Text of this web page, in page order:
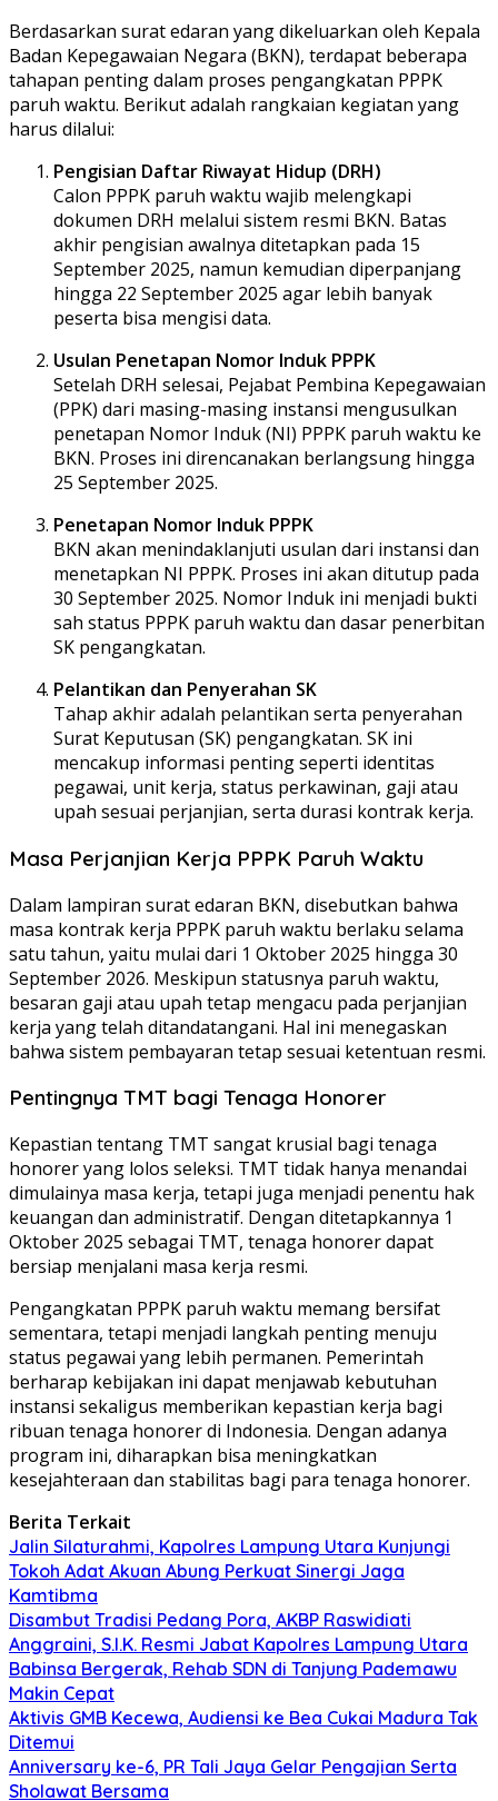
Berdasarkan surat edaran yang dikeluarkan oleh Kepala
Badan Kepegawaian Negara (BKN), terdapat beberapa
tahapan penting dalam proses pengangkatan PPPK
paruh waktu. Berikut adalah rangkaian kegiatan yang
harus dilalui:
Pengisian Daftar Riwayat Hidup (DRH)
Calon PPPK paruh waktu wajib melengkapi
dokumen DRH melalui sistem resmi BKN. Batas
akhir pengisian awalnya ditetapkan pada 15
September 2025, namun kemudian diperpanjang
hingga 22 September 2025 agar lebih banyak
peserta bisa mengisi data.
Usulan Penetapan Nomor Induk PPPK
Setelah DRH selesai, Pejabat Pembina Kepegawaian
(PPK) dari masing-masing instansi mengusulkan
penetapan Nomor Induk (NI) PPPK paruh waktu ke
BKN. Proses ini direncanakan berlangsung hingga
25 September 2025.
Penetapan Nomor Induk PPPK
BKN akan menindaklanjuti usulan dari instansi dan
menetapkan NI PPPK. Proses ini akan ditutup pada
30 September 2025. Nomor Induk ini menjadi bukti
sah status PPPK paruh waktu dan dasar penerbitan
SK pengangkatan.
Pelantikan dan Penyerahan SK
Tahap akhir adalah pelantikan serta penyerahan
Surat Keputusan (SK) pengangkatan. SK ini
mencakup informasi penting seperti identitas
pegawai, unit kerja, status perkawinan, gaji atau
upah sesuai perjanjian, serta durasi kontrak kerja.
Masa Perjanjian Kerja PPPK Paruh Waktu
Dalam lampiran surat edaran BKN, disebutkan bahwa
masa kontrak kerja PPPK paruh waktu berlaku selama
satu tahun, yaitu mulai dari 1 Oktober 2025 hingga 30
September 2026. Meskipun statusnya paruh waktu,
besaran gaji atau upah tetap mengacu pada perjanjian
kerja yang telah ditandatangani. Hal ini menegaskan
bahwa sistem pembayaran tetap sesuai ketentuan resmi.
Pentingnya TMT bagi Tenaga Honorer
Kepastian tentang TMT sangat krusial bagi tenaga
honorer yang lolos seleksi. TMT tidak hanya menandai
dimulainya masa kerja, tetapi juga menjadi penentu hak
keuangan dan administratif. Dengan ditetapkannya 1
Oktober 2025 sebagai TMT, tenaga honorer dapat
bersiap menjalani masa kerja resmi.
Pengangkatan PPPK paruh waktu memang bersifat
sementara, tetapi menjadi langkah penting menuju
status pegawai yang lebih permanen. Pemerintah
berharap kebijakan ini dapat menjawab kebutuhan
instansi sekaligus memberikan kepastian kerja bagi
ribuan tenaga honorer di Indonesia. Dengan adanya
program ini, diharapkan bisa meningkatkan
kesejahteraan dan stabilitas bagi para tenaga honorer.
Berita Terkait
Jalin Silaturahmi, Kapolres Lampung Utara Kunjungi
Tokoh Adat Akuan Abung Perkuat Sinergi Jaga
Kamtibma
Disambut Tradisi Pedang Pora, AKBP Raswidiati
Anggraini, S.I.K. Resmi Jabat Kapolres Lampung Utara
Babinsa Bergerak, Rehab SDN di Tanjung Pademawu
Makin Cepat
Aktivis GMB Kecewa, Audiensi ke Bea Cukai Madura Tak
Ditemui
Anniversary ke-6, PR Tali Jaya Gelar Pengajian Serta
Sholawat Bersama